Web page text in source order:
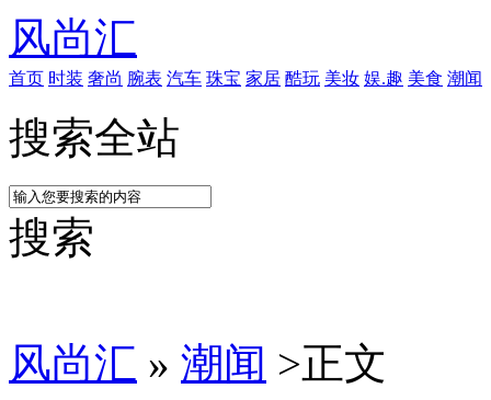
风尚汇
首页 时装 奢尚 腕表 汽车 珠宝 家居 酷玩 美妆 娱.趣 美食 潮闻
搜索全站
搜索
风尚汇 » 潮闻 >正文